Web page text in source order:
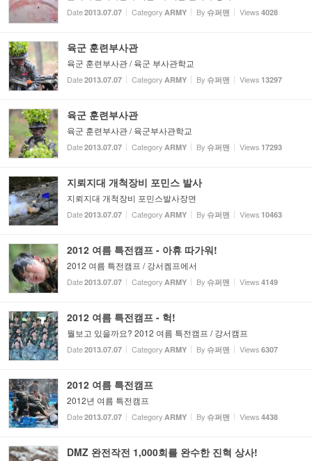
Date2013.07.07 Category ARMY By 슈퍼맨 Views 4028
육군 훈련부사관
육군 훈련부사관 / 육군 부사관학교
Date2013.07.07 Category ARMY By 슈퍼맨 Views 13297
육군 훈련부사관
육군 훈련부사관 / 육군부사관학교
Date2013.07.07 Category ARMY By 슈퍼맨 Views 17293
지뢰지대 개척장비 포민스 발사
지뢰지대 개척장비 포민스발사장면
Date2013.07.07 Category ARMY By 슈퍼맨 Views 10463
2012 여름 특전캠프 - 아휴 따가워!
2012 여름 특전캠프 / 강서켐프에서
Date2013.07.07 Category ARMY By 슈퍼맨 Views 4149
2012 여름 특전캠프 - 헉!
뭘보고 있을까요? 2012 여름 특전캠프 / 강서캠프
Date2013.07.07 Category ARMY By 슈퍼맨 Views 6307
2012 여름 특전캠프
2012년 여름 특전캠프
Date2013.07.07 Category ARMY By 슈퍼맨 Views 4438
DMZ 완전작전 1,000회를 완수한 진혁 상사!